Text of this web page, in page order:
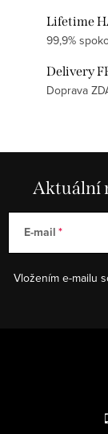
Lifetime
99,9%
Delivery
Doprava
Aktuální
E-mail
Vložením e-mailu